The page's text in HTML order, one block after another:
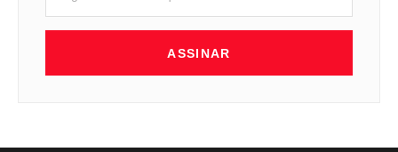
ASSINAR